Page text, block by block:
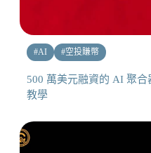
#AI #空投賺幣
500 萬美元融資的 AI 聚
教學